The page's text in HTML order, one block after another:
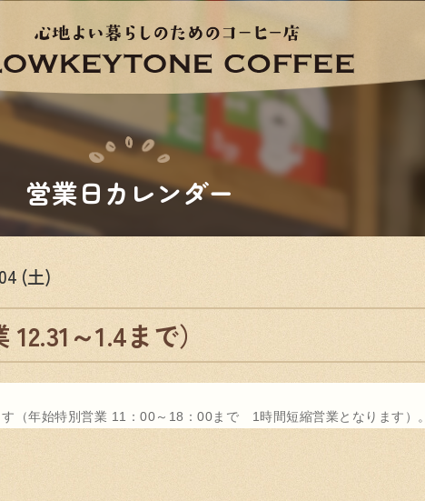
営業日カレンダー
(土)
～1.4まで）
（年始特別営業 11：00～18：00まで 1時間短縮営業となります）。